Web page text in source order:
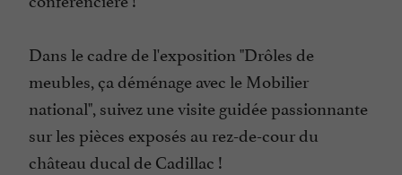
Dans le cadre de l'exposition "Drôles de
meubles, ça déménage avec le Mobilier
national", suivez une visite guidée passionnante
sur les pièces exposés au rez-de-cour du
château ducal de Cadillac !